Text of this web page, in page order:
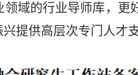
领域的行业导师库，更
提供高层次专门人才支